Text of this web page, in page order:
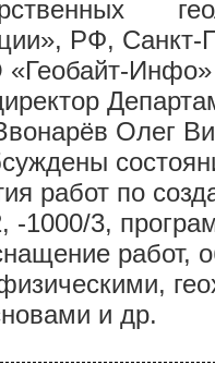
РФ, Санкт-
Инфо»
Олег
работ по
-1000/3,
работ,
и др.